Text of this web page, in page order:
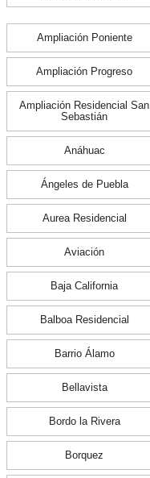
Ampliación Poniente
Ampliación Progreso
Ampliación Residencial San
Sebastián
Anáhuac
Ángeles de Puebla
Aurea Residencial
Aviación
Baja California
Balboa Residencial
Barrio Álamo
Bellavista
Bordo la Rivera
Borquez